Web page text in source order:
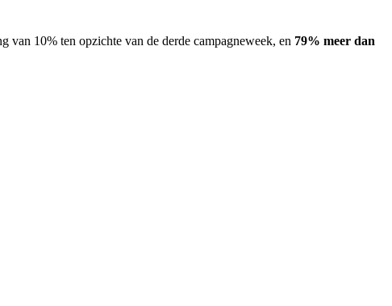
van 10% ten opzichte van de derde campagneweek, en 79% meer dan